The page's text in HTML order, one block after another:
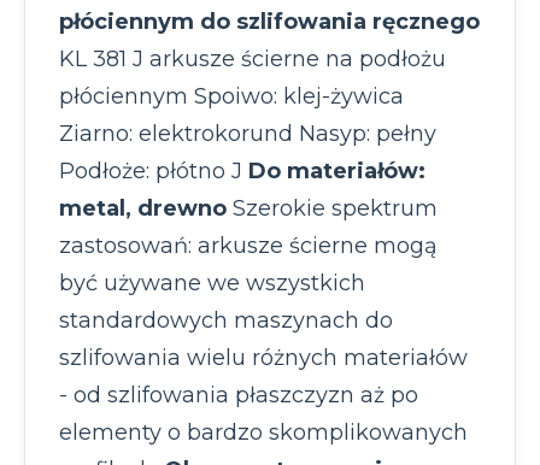
płóciennym do szlifowania ręcznego
KL 381 J arkusze ścierne na podłożu
płóciennym Spoiwo: klej-żywica
Ziarno: elektrokorund Nasyp: pełny
Podłoże: płótno J Do materiałów:
metal, drewno Szerokie spektrum
zastosowań: arkusze ścierne mogą
być używane we wszystkich
standardowych maszynach do
szlifowania wielu różnych materiałów
- od szlifowania płaszczyzn aż po
elementy o bardzo skomplikowanych